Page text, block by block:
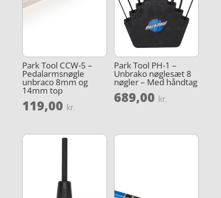
Park Tool CCW-5 –
Pedalarmsnøgle
unbraco 8mm og
14mm top
119,00 kr.
Park Tool PH-1 –
Unbrako nøglesæt 8
nøgler – Med håndtag
689,00 kr.